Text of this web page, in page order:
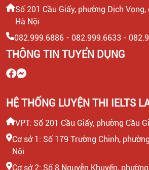
CTV KIỂM TRA NĂNG LỰC TIẾNG
HỌC VIÊN
Số 201 Cầu Giấy, phường Dịch Vọng,
Hà Nội
082.999.6886 - 082.999.6633 -
THÔNG TIN TUYỂN DỤNG
HỆ THỐNG LUYỆN THI IELTS
VPT: Số 201 Cầu Giấy, phường Cầu
Cơ sở 1: Số 179 Trường Chinh,
Nội
Cơ sở 2: Số 8 Nguyễn Khuyến,